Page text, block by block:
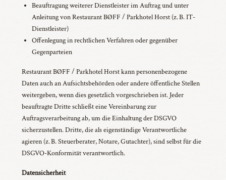
Beauftragung weiterer Dienstleister im Auftrag und unter
Anleitung von Restaurant BØFF / Parkhotel Horst (z. B. IT-
Dienstleister)
Offenlegung in rechtlichen Verfahren oder gegenüber
Gegenparteien
Restaurant BØFF / Parkhotel Horst kann personenbezogene
Daten auch an Aufsichtsbehörden oder andere öffentliche Stellen
weitergeben, wenn dies gesetzlich vorgeschrieben ist. Jeder
beauftragte Dritte schließt eine Vereinbarung zur
Auftragsverarbeitung ab, um die Einhaltung der DSGVO
sicherzustellen. Dritte, die als eigenständige Verantwortliche
agieren (z. B. Steuerberater, Notare, Gutachter), sind selbst für die
DSGVO-Konformität verantwortlich.
Datensicherheit